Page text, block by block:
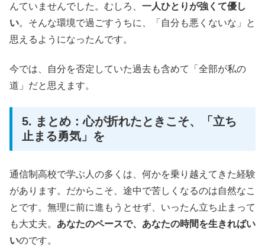
んていませんでした。むしろ、 一人ひとりが強くて優し
い。そんな環境で過ごすうちに、「自分も悪くないな」と
思えるようになったんです。
今では、自分を否定していた過去も含めて「全部が私の
道」だと思えます。
5. まとめ：心が折れたときこそ、「立ち
止まる勇気」を
通信制高校で学ぶ人の多くは、何かを乗り越えてきた経験
があります。だからこそ、途中で苦しくなるのは自然なこ
とです。無理に前に進もうとせず、いったん立ち止まって
も大丈夫。 あなたのペースで、あなたの時間を生きればい
いのです。